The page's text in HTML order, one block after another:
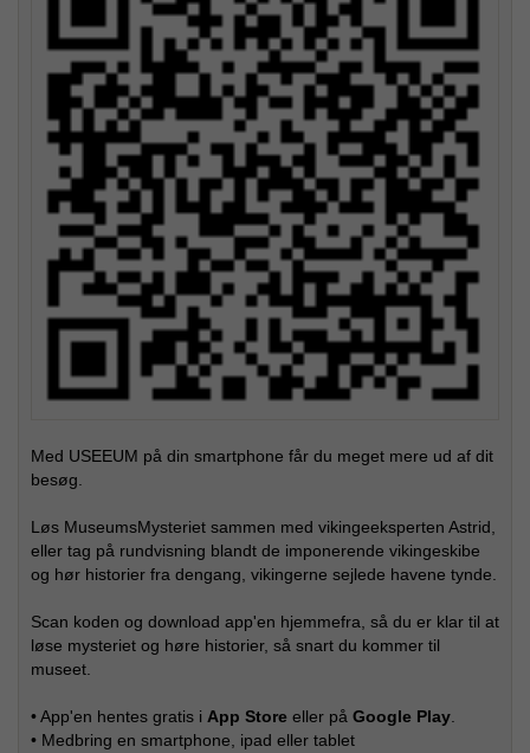
Med USEEUM på din smartphone får du meget mere ud af dit
besøg.
Løs MuseumsMysteriet sammen med vikingeeksperten Astrid,
eller tag på rundvisning blandt de imponerende vikingeskibe
og hør historier fra dengang, vikingerne sejlede havene tynde.
Scan koden og download app'en hjemmefra, så du er klar til at
løse mysteriet og høre historier, så snart du kommer til
museet.
• App'en hentes gratis i App Store eller på Google Play.
• Medbring en smartphone, ipad eller tablet